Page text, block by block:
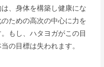
、身体を構築し健康にな
ための高次の中心に力を
もし、ハタヨガがこの目
の目標は失われます。